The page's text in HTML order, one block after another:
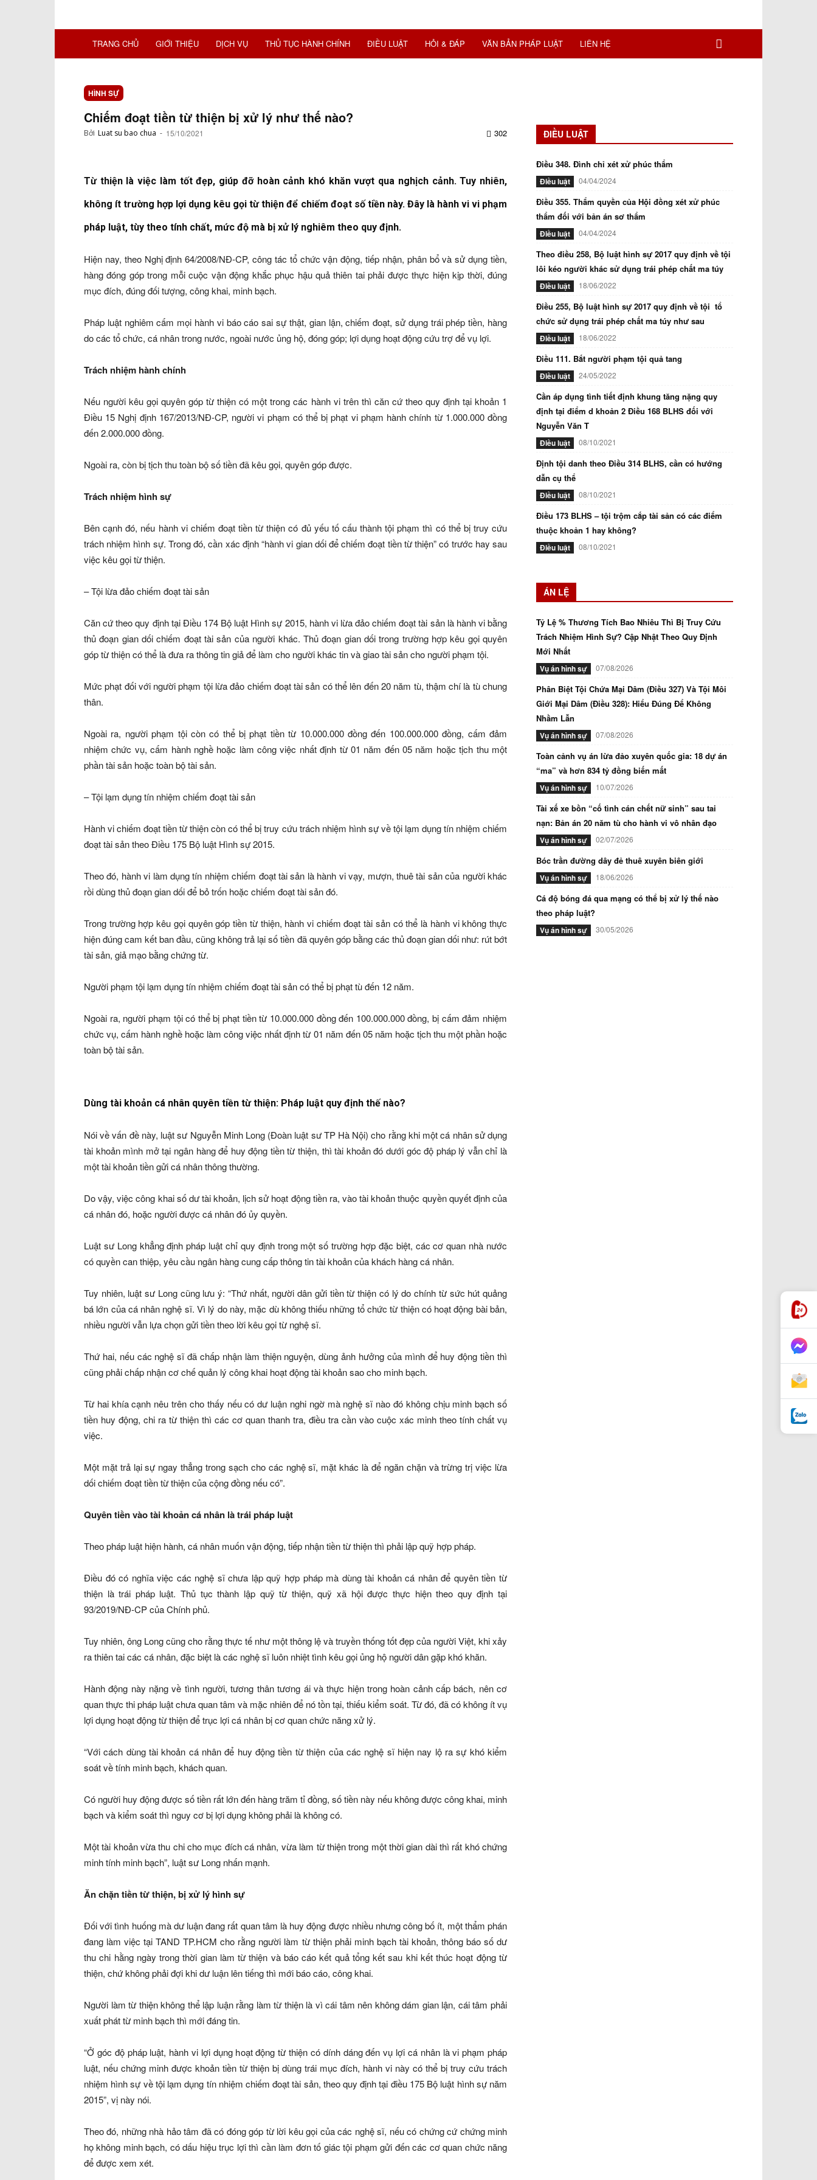
TRANG CHỦ GIỚI THIỆU DỊCH VỤ THỦ TỤC HÀNH CHÍNH ĐIỀU LUẬT HỎI & ĐÁP VĂN BẢN PHÁP LUẬT LIÊN HỆ
HÌNH SỰ
Chiếm đoạt tiền từ thiện bị xử lý như thế nào?
Bởi Luat su bao chua - 15/10/2021 302
Từ thiện là việc làm tốt đẹp, giúp đỡ hoàn cảnh khó khăn vượt qua nghịch cảnh. Tuy nhiên,
không ít trường hợp lợi dụng kêu gọi từ thiện để chiếm đoạt số tiền này. Đây là hành vi vi phạm
pháp luật, tùy theo tính chất, mức độ mà bị xử lý nghiêm theo quy định.
Hiện nay, theo Nghị định 64/2008/NĐ-CP, công tác tổ chức vận động, tiếp nhận, phân bổ và sử dụng tiền,
hàng đóng góp trong mỗi cuộc vận động khắc phục hậu quả thiên tai phải được thực hiện kịp thời, đúng
mục đích, đúng đối tượng, công khai, minh bạch.
Pháp luật nghiêm cấm mọi hành vi báo cáo sai sự thật, gian lận, chiếm đoạt, sử dụng trái phép tiền, hàng
do các tổ chức, cá nhân trong nước, ngoài nước ủng hộ, đóng góp; lợi dụng hoạt động cứu trợ để vụ lợi.
Trách nhiệm hành chính
Nếu người kêu gọi quyên góp từ thiện có một trong các hành vi trên thì căn cứ theo quy định tại khoản 1
Điều 15 Nghị định 167/2013/NĐ-CP, người vi phạm có thể bị phạt vi phạm hành chính từ 1.000.000 đồng
đến 2.000.000 đồng.
Ngoài ra, còn bị tịch thu toàn bộ số tiền đã kêu gọi, quyên góp được.
Trách nhiệm hình sự
Bên cạnh đó, nếu hành vi chiếm đoạt tiền từ thiện có đủ yếu tố cấu thành tội phạm thì có thể bị truy cứu
trách nhiệm hình sự. Trong đó, cần xác định “hành vi gian dối để chiếm đoạt tiền từ thiện” có trước hay sau
việc kêu gọi từ thiện.
– Tội lừa đảo chiếm đoạt tài sản
Căn cứ theo quy định tại Điều 174 Bộ luật Hình sự 2015, hành vi lừa đảo chiếm đoạt tài sản là hành vi bằng
thủ đoạn gian dối chiếm đoạt tài sản của người khác. Thủ đoạn gian dối trong trường hợp kêu gọi quyên
góp từ thiện có thể là đưa ra thông tin giả để làm cho người khác tin và giao tài sản cho người phạm tội.
Mức phạt đối với người phạm tội lừa đảo chiếm đoạt tài sản có thể lên đến 20 năm tù, thậm chí là tù chung
thân.
Ngoài ra, người phạm tội còn có thể bị phạt tiền từ 10.000.000 đồng đến 100.000.000 đồng, cấm đảm
nhiệm chức vụ, cấm hành nghề hoặc làm công việc nhất định từ 01 năm đến 05 năm hoặc tịch thu một
phần tài sản hoặc toàn bộ tài sản.
– Tội lạm dụng tín nhiệm chiếm đoạt tài sản
Hành vi chiếm đoạt tiền từ thiện còn có thể bị truy cứu trách nhiệm hình sự về tội lạm dụng tín nhiệm chiếm
đoạt tài sản theo Điều 175 Bộ luật Hình sự 2015.
Theo đó, hành vi làm dụng tín nhiệm chiếm đoạt tài sản là hành vi vạy, mượn, thuê tài sản của người khác
rồi dùng thủ đoạn gian dối để bỏ trốn hoặc chiếm đoạt tài sản đó.
Trong trường hợp kêu gọi quyên góp tiền từ thiện, hành vi chiếm đoạt tài sản có thể là hành vi không thực
hiện đúng cam kết ban đầu, cũng không trả lại số tiền đã quyên góp bằng các thủ đoạn gian dối như: rút bớt
tài sản, giả mạo bằng chứng từ.
Người phạm tội lạm dụng tín nhiệm chiếm đoạt tài sản có thể bị phạt tù đến 12 năm.
Ngoài ra, người phạm tội có thể bị phạt tiền từ 10.000.000 đồng đến 100.000.000 đồng, bị cấm đảm nhiệm
chức vụ, cấm hành nghề hoặc làm công việc nhất định từ 01 năm đến 05 năm hoặc tịch thu một phần hoặc
toàn bộ tài sản.
Dùng tài khoản cá nhân quyên tiền từ thiện: Pháp luật quy định thế nào?
Nói về vấn đề này, luật sư Nguyễn Minh Long (Đoàn luật sư TP Hà Nội) cho rằng khi một cá nhân sử dụng
tài khoản mình mở tại ngân hàng để huy động tiền từ thiện, thì tài khoản đó dưới góc độ pháp lý vẫn chỉ là
một tài khoản tiền gửi cá nhân thông thường.
Do vậy, việc công khai số dư tài khoản, lịch sử hoạt động tiền ra, vào tài khoản thuộc quyền quyết định của
cá nhân đó, hoặc người được cá nhân đó ủy quyền.
Luật sư Long khẳng định pháp luật chỉ quy định trong một số trường hợp đặc biệt, các cơ quan nhà nước
có quyền can thiệp, yêu cầu ngân hàng cung cấp thông tin tài khoản của khách hàng cá nhân.
Tuy nhiên, luật sư Long cũng lưu ý: “Thứ nhất, người dân gửi tiền từ thiện có lý do chính từ sức hút quảng
bá lớn của cá nhân nghệ sĩ. Vì lý do này, mặc dù không thiếu những tổ chức từ thiện có hoạt động bài bản,
nhiều người vẫn lựa chọn gửi tiền theo lời kêu gọi từ nghệ sĩ.
Thứ hai, nếu các nghệ sĩ đã chấp nhận làm thiện nguyện, dùng ảnh hưởng của mình để huy động tiền thì
cũng phải chấp nhận cơ chế quản lý công khai hoạt động tài khoản sao cho minh bạch.
Từ hai khía cạnh nêu trên cho thấy nếu có dư luận nghi ngờ mà nghệ sĩ nào đó không chịu minh bạch số
tiền huy động, chi ra từ thiện thì các cơ quan thanh tra, điều tra cần vào cuộc xác minh theo tính chất vụ
việc.
Một mặt trả lại sự ngay thẳng trong sạch cho các nghệ sĩ, mặt khác là để ngăn chặn và trừng trị việc lừa
dối chiếm đoạt tiền từ thiện của cộng đồng nếu có”.
Quyên tiền vào tài khoản cá nhân là trái pháp luật
Theo pháp luật hiện hành, cá nhân muốn vận động, tiếp nhận tiền từ thiện thì phải lập quỹ hợp pháp.
Điều đó có nghĩa việc các nghệ sĩ chưa lập quỹ hợp pháp mà dùng tài khoản cá nhân để quyên tiền từ
thiện là trái pháp luật. Thủ tục thành lập quỹ từ thiện, quỹ xã hội được thực hiện theo quy định tại
93/2019/NĐ-CP của Chính phủ.
Tuy nhiên, ông Long cũng cho rằng thực tế như một thông lệ và truyền thống tốt đẹp của người Việt, khi xảy
ra thiên tai các cá nhân, đặc biệt là các nghệ sĩ luôn nhiệt tình kêu gọi ủng hộ người dân gặp khó khăn.
Hành động này nặng về tình người, tương thân tương ái và thực hiện trong hoàn cảnh cấp bách, nên cơ
quan thực thi pháp luật chưa quan tâm và mặc nhiên để nó tồn tại, thiếu kiểm soát. Từ đó, đã có không ít vụ
lợi dụng hoạt động từ thiện để trục lợi cá nhân bị cơ quan chức năng xử lý.
“Với cách dùng tài khoản cá nhân để huy động tiền từ thiện của các nghệ sĩ hiện nay lộ ra sự khó kiểm
soát về tính minh bạch, khách quan.
Có người huy động được số tiền rất lớn đến hàng trăm tỉ đồng, số tiền này nếu không được công khai, minh
bạch và kiểm soát thì nguy cơ bị lợi dụng không phải là không có.
Một tài khoản vừa thu chi cho mục đích cá nhân, vừa làm từ thiện trong một thời gian dài thì rất khó chứng
minh tính minh bạch”, luật sư Long nhấn mạnh.
Ăn chặn tiền từ thiện, bị xử lý hình sự
Đối với tình huống mà dư luận đang rất quan tâm là huy động được nhiều nhưng công bố ít, một thẩm phán
đang làm việc tại TAND TP.HCM cho rằng người làm từ thiện phải minh bạch tài khoản, thông báo số dư
thu chi hằng ngày trong thời gian làm từ thiện và báo cáo kết quả tổng kết sau khi kết thúc hoạt động từ
thiện, chứ không phải đợi khi dư luận lên tiếng thì mới báo cáo, công khai.
Người làm từ thiện không thể lập luận rằng làm từ thiện là vì cái tâm nên không dám gian lận, cái tâm phải
xuất phát từ minh bạch thì mới đáng tin.
“Ở góc độ pháp luật, hành vi lợi dụng hoạt động từ thiện có dính dáng đến vụ lợi cá nhân là vi phạm pháp
luật, nếu chứng minh được khoản tiền từ thiện bị dùng trái mục đích, hành vi này có thể bị truy cứu trách
nhiệm hình sự về tội lạm dụng tín nhiệm chiếm đoạt tài sản, theo quy định tại điều 175 Bộ luật hình sự năm
2015”, vị này nói.
Theo đó, những nhà hảo tâm đã có đóng góp từ lời kêu gọi của các nghệ sĩ, nếu có chứng cứ chứng minh
họ không minh bạch, có dấu hiệu trục lợi thì cần làm đơn tố giác tội phạm gửi đến các cơ quan chức năng
để được xem xét.
ĐIỀU LUẬT
Điều 348. Đình chỉ xét xử phúc thẩm
Điều luật 04/04/2024
Điều 355. Thẩm quyền của Hội đồng xét xử phúc
thẩm đối với bản án sơ thẩm
Điều luật 04/04/2024
Theo điều 258, Bộ luật hình sự 2017 quy định về tội
lôi kéo người khác sử dụng trái phép chất ma túy
Điều luật 18/06/2022
Điều 255, Bộ luật hình sự 2017 quy định về tội tổ
chức sử dụng trái phép chất ma túy như sau
Điều luật 18/06/2022
Điều 111. Bắt người phạm tội quả tang
Điều luật 24/05/2022
Cần áp dụng tình tiết định khung tăng nặng quy
định tại điểm d khoản 2 Điều 168 BLHS đối với
Nguyễn Văn T
Điều luật 08/10/2021
Định tội danh theo Điều 314 BLHS, cần có hướng
dẫn cụ thể
Điều luật 08/10/2021
Điều 173 BLHS – tội trộm cắp tài sản có các điểm
thuộc khoản 1 hay không?
Điều luật 08/10/2021
ÁN LỆ
Tỷ Lệ % Thương Tích Bao Nhiêu Thì Bị Truy Cứu
Trách Nhiệm Hình Sự? Cập Nhật Theo Quy Định
Mới Nhất
Vụ án hình sự 07/08/2026
Phân Biệt Tội Chứa Mại Dâm (Điều 327) Và Tội Môi
Giới Mại Dâm (Điều 328): Hiểu Đúng Để Không
Nhầm Lẫn
Vụ án hình sự 07/08/2026
Toàn cảnh vụ án lừa đảo xuyên quốc gia: 18 dự án
“ma” và hơn 834 tỷ đồng biến mất
Vụ án hình sự 10/07/2026
Tài xế xe bồn “cố tình cán chết nữ sinh” sau tai
nạn: Bản án 20 năm tù cho hành vi vô nhân đạo
Vụ án hình sự 02/07/2026
Bóc trần đường dây đẻ thuê xuyên biên giới
Vụ án hình sự 18/06/2026
Cá độ bóng đá qua mạng có thể bị xử lý thế nào
theo pháp luật?
Vụ án hình sự 30/05/2026